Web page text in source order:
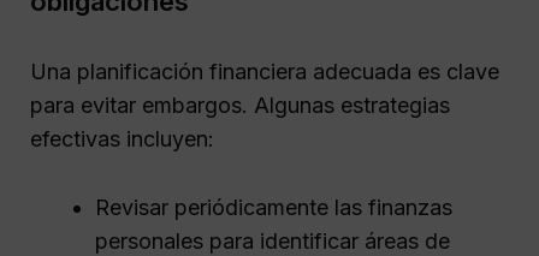
Una planificación financiera adecuada es clave
para evitar embargos. Algunas estrategias
efectivas incluyen:
Revisar periódicamente las finanzas
personales para identificar áreas de